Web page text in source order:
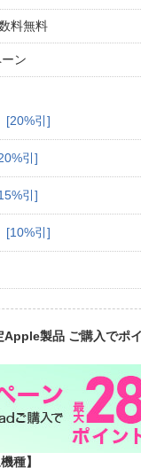
料無料
ン
[20%引]
引]
引]
[10%引]
Apple製品 ご購入でポ
種】